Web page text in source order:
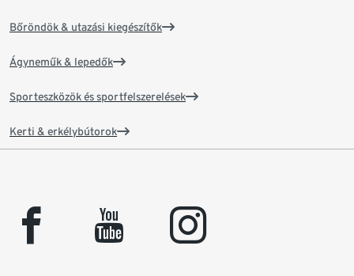
Bőröndök & utazási kiegészítők
Ágyneműk & lepedők
Sporteszközök és sportfelszerelések
Kerti & erkélybútorok
facebook youtube instagram